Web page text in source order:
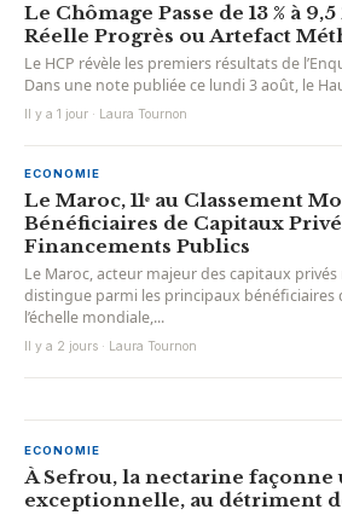
Le Chômage Passe de 13 % à
Réelle Progrès ou Artefact
Le HCP révèle les premiers résultats de
Dans une note publiée ce lundi 3 août, le
Il y a 1 jour · Laura Tournon
ECONOMIE
Le Maroc, 11ᵉ au Classement
Bénéficiaires de Capitaux
Financements Publics
Le Maroc, acteur majeur des capitaux
distingue parmi les principaux bénéficiaires
l’échelle mondiale,...
Il y a 2 jours · Laura Tournon
ECONOMIE
À Sefrou, la nectarine façonne
exceptionnelle, au détriment